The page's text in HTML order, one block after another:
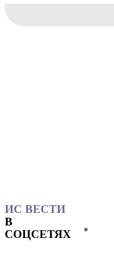
ИС ВЕСТИ
В
СОЦСЕТЯХ